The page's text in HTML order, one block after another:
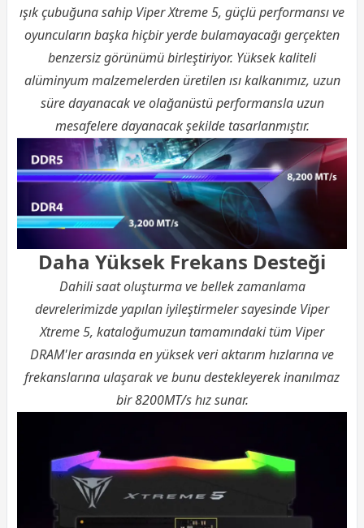
ışık çubuğuna sahip Viper Xtreme 5, güçlü performansı ve
oyuncuların başka hiçbir yerde bulamayacağı gerçekten
benzersiz görünümü birleştiriyor. Yüksek kaliteli
alüminyum malzemelerden üretilen ısı kalkanımız, uzun
süre dayanacak ve olağanüstü performansla uzun
mesafelere dayanacak şekilde tasarlanmıştır.
Daha Yüksek Frekans Desteği
Dahili saat oluşturma ve bellek zamanlama
devrelerimizde yapılan iyileştirmeler sayesinde Viper
Xtreme 5, kataloğumuzun tamamındaki tüm Viper
DRAM'ler arasında en yüksek veri aktarım hızlarına ve
frekanslarına ulaşarak ve bunu destekleyerek inanılmaz
bir 8200MT/s hız sunar.